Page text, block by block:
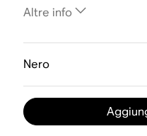
Altre info
Nero